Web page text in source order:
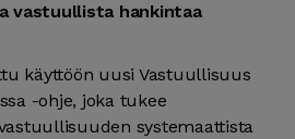
vastuullista hankintaa
käyttöön uusi Vastuullisuus
-ohje, joka tukee
systemaattista